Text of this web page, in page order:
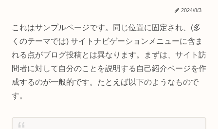
2024/8/3
これはサンプルページです。同じ位置に固定され、(多
くのテーマでは) サイトナビゲーションメニューに含ま
れる点がブログ投稿とは異なります。まずは、サイト訪
問者に対して自分のことを説明する自己紹介ページを作
成するのが一般的です。たとえば以下のようなもので
す。